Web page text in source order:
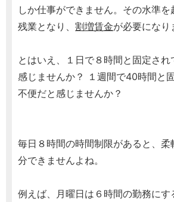
しか仕事ができません。その水準を
残業となり、 割増賃金が必要になり
とはいえ、１日で８時間と固定され
感じませんか？ １週間で40時間と
不便だと感じませんか？
毎日８時間の時間制限があると、柔
分できませんよね。
例えば、月曜日は６時間の勤務にす